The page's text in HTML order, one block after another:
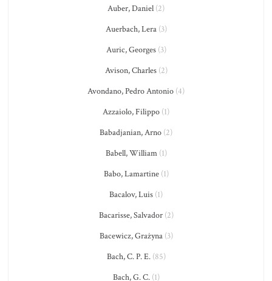
Auber, Daniel (2)
Auerbach, Lera(3)
Auric, Georges(3)
Avison, Charles(2)
Avondano, Pedro Antonio (4)
Azzaiolo, Filippo (1)
Babadjanian, Arno (2)
Babell, William(1)
Babo, Lamartine(1)
Bacalov, Luis (1)
Bacarisse, Salvador(2)
Bacewicz, Grażyna(3)
Bach, C. P. E.(85)
Bach, G. C.(1)